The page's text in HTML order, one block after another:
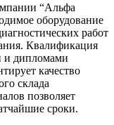
“Альфа
оборудование
работ
Квалификация
и дипломами
качество
склада
позволяет
сроки.